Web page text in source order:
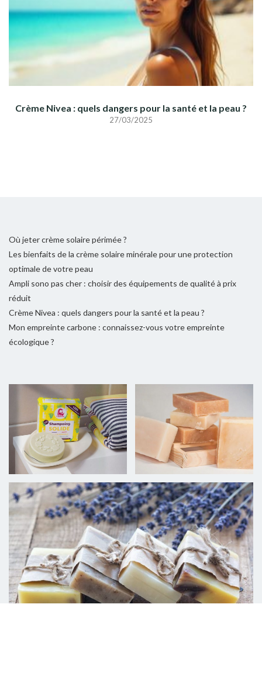
Crème Nivea : quels dangers pour la santé et la peau ?
27/03/2025
Où jeter crème solaire périmée ?
Les bienfaits de la crème solaire minérale pour une protection
optimale de votre peau
Ampli sono pas cher : choisir des équipements de qualité à prix
réduit
Crème Nivea : quels dangers pour la santé et la peau ?
Mon empreinte carbone : connaissez-vous votre empreinte
écologique ?